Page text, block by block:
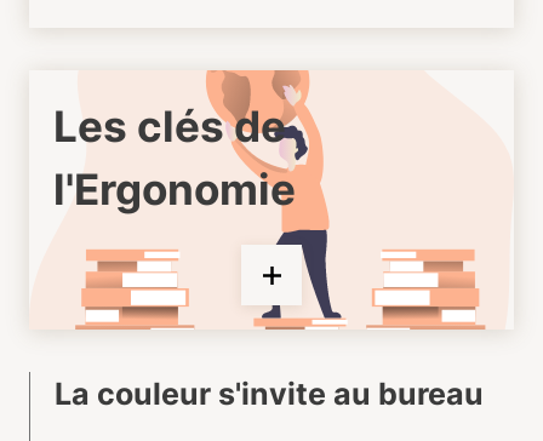
Les clés de
l'Ergonomie
La couleur s'invite au bureau